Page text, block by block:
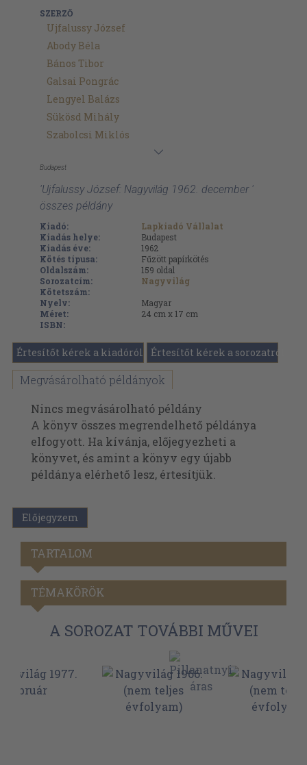
SZERZŐ
Ujfalussy József
Abody Béla
Bános Tibor
Galsai Pongrác
Lengyel Balázs
Sükösd Mihály
Szabolcsi Miklós
Budapest
'Ujfalussy József: Nagyvilág 1962. december '
összes példány
Kiadó:
Lapkiadó Vállalat
Kiadás helye:
Budapest
Kiadás éve:
1962
Kötés típusa:
Fűzött papírkötés
Oldalszám:
159 oldal
Sorozatcím:
Nagyvilág
Kötetszám:
Nyelv:
Magyar
Méret:
24 cm x 17 cm
ISBN:
Értesítőt kérek a kiadóról Értesítőt kérek a sorozatról
Megvásárolható példányok
Nincs megvásárolható példány
A könyv összes megrendelhető példánya
elfogyott. Ha kívánja, előjegyezheti a
könyvet, és amint a könyv egy újabb
példánya elérhető lesz, értesítjük.
Előjegyzem
TARTALOM
TÉMAKÖRÖK
A SOROZAT TOVÁBBI MŰVEI